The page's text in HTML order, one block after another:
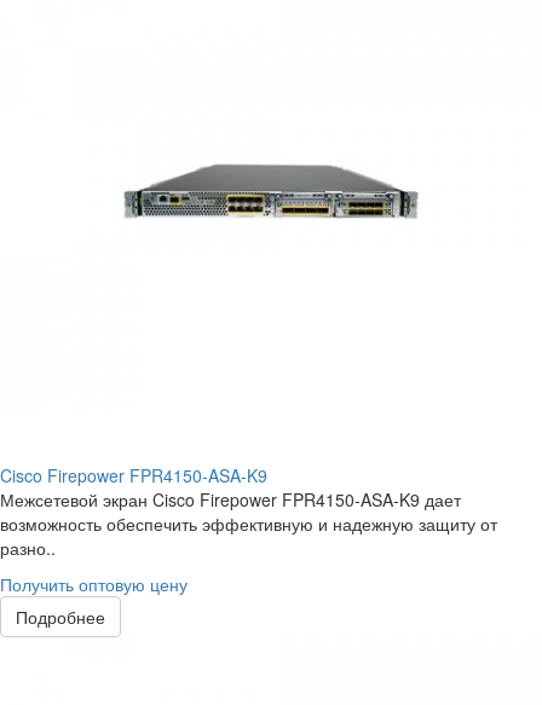
Cisco Firepower FPR4150-ASA-K9
Межсетевой экран Cisco Firepower FPR4150-ASA-K9 дает
возможность обеспечить эффективную и надежную защиту от
разно..
Получить оптовую цену
Подробнее